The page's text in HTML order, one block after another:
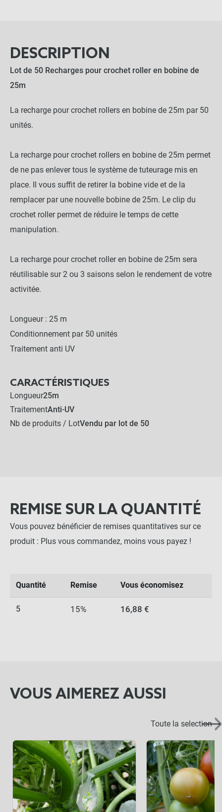
DESCRIPTION
Lot de 50 Recharges pour crochet roller en bobine de
25m
La recharge pour crochet rollers en bobine de 25m par 50
unités.
La recharge pour crochet rollers en bobine de 25m permet
de ne pas enlever tous le système de tuteurage mis en
place. Il vous suffit de retirer la bobine vide et de la
remplacer par une nouvelle bobine de 25m. Le clip du
crochet roller permet de réduire le temps de cette
manipulation.
La recharge pour crochet roller en bobine de 25m sera
réutilisable sur 2 ou 3 saisons selon le rendement de votre
activitée.
Longueur : 25 m
Conditionnement par 50 unités
Traitement anti UV
CARACTÉRISTIQUES
Longueur25m
TraitementAnti-UV
Nb de produits / LotVendu par lot de 50
REMISE SUR LA QUANTITÉ
Vous pouvez bénéficier de remises quantitatives sur ce
produit : Plus vous commandez, moins vous payez !
Quantité Remise Vous économisez
5 15% 16,88 €
VOUS AIMEREZ AUSSI
Toute la selection